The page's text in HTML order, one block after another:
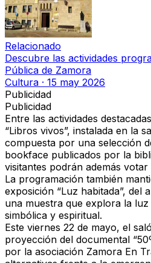
Relacionado
Descubre las actividades
Pública de Zamora
Cultura · 15 may 2026
Publicidad
Publicidad
Entre las actividades
“Libros vivos”, instalada en la
compuesta por una selección
bookface publicados por la
visitantes podrán además
La programación también
exposición “Luz habitada”, del
una muestra que explora la
simbólica y espiritual.
Este viernes 22 de mayo, el
proyección del documental
por la asociación Zamora En